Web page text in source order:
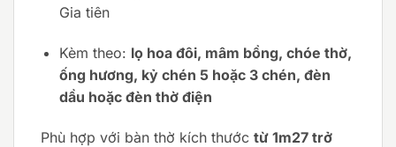
Gia tiên
Kèm theo: lọ hoa đôi, mâm bồng, chóe thờ,
ống hương, kỷ chén 5 hoặc 3 chén, đèn
dầu hoặc đèn thờ điện
Phù hợp với bàn thờ kích thước từ 1m27 trở